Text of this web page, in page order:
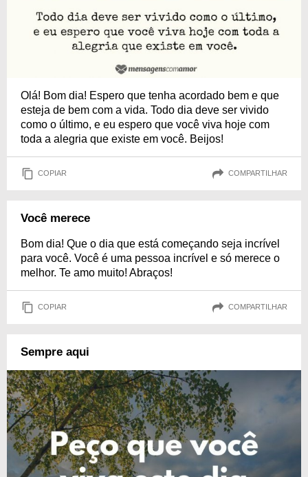
Olá! Bom dia! Espero que tenha acordado bem e que
esteja de bem com a vida. Todo dia deve ser vivido
como o último, e eu espero que você viva hoje com
toda a alegria que existe em você. Beijos!
COPIAR COMPARTILHAR
Você merece
Bom dia! Que o dia que está começando seja incrível
para você. Você é uma pessoa incrível e só merece o
melhor. Te amo muito! Abraços!
COPIAR COMPARTILHAR
Sempre aqui